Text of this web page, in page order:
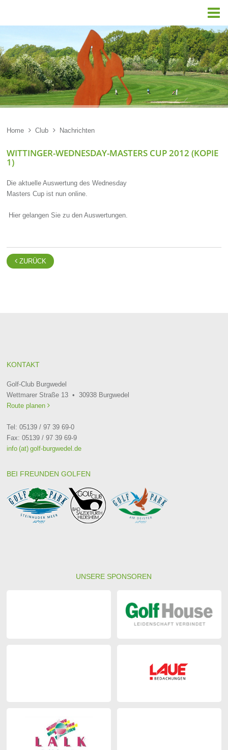

Home  Club  Nachrichten
WITTINGER-WEDNESDAY-MASTERS CUP 2012 (KOPIE
1)
Die aktuelle Auswertung des Wednesday
Masters Cup ist nun online.
Hier gelangen Sie zu den Auswertungen.
ZURÜCK
KONTAKT
Golf-Club Burgwedel
Wettmarer Straße 13 • 30938 Burgwedel
Route planen
Tel: 05139 / 97 39 69-0
Fax: 05139 / 97 39 69-9
info (at) golf-burgwedel.de
BEI FREUNDEN GOLFEN
UNSERE SPONSOREN